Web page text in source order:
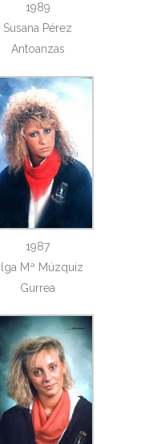
1989
Susana Pérez
Antoanzas
1987
Mª Múzquiz
Gurrea